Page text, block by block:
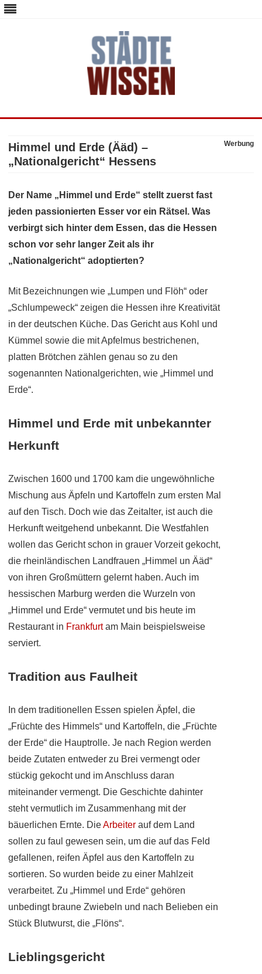
Deutschlands Metropolen
Skip
content
Himmel und Erde (Ääd) –
„Nationalgericht“ Hessens
Werbung
Der Name „Himmel und Erde“ stellt zuerst fast
jeden passionierten Esser vor ein Rätsel. Was
verbirgt sich hinter dem Essen, das die Hessen
schon vor sehr langer Zeit als ihr
„Nationalgericht“ adoptierten?
Mit Bezeichnungen wie „Lumpen und Flöh“ oder
„Schlumpeweck“ zeigen die Hessen ihre Kreativität
in der deutschen Küche. Das Gericht aus Kohl und
Kümmel sowie die mit Apfelmus bestrichenen,
platten Brötchen zählen genau so zu den
sogenannten Nationalgerichten, wie „Himmel und
Erde“.
Himmel und Erde mit unbekannter
Herkunft
Zwischen 1600 und 1700 kam die ungewöhnliche
Mischung aus Äpfeln und Kartoffeln zum ersten Mal
auf den Tisch. Doch wie das Zeitalter, ist auch die
Herkunft weitgehend unbekannt. Die Westfahlen
wollen das Gericht schon in grauer Vorzeit gekocht,
die rheinländischen Landfrauen „Himmel un Ääd“
von ihren Großmüttern gelernt haben. Auch im
hessischen Marburg werden die Wurzeln von
„Himmel und Erde“ vermutet und bis heute im
Restaurant in Frankfurtam Main beispielsweise
serviert.
Tradition aus Faulheit
In dem traditionellen Essen spielen Äpfel, die
„Früchte des Himmels“ und Kartoffeln, die „Früchte
der Erde“ die Hauptrolle. Je nach Region werden
beide Zutaten entweder zu Brei vermengt oder
stückig gekocht und im Anschluss daran
miteinander vermengt. Die Geschichte dahinter
steht vermutlich im Zusammenhang mit der
bäuerlichen Ernte. DieArbeiter auf dem Land
sollen zu faul gewesen sein, um die auf das Feld
gefallenen, reifen Äpfel aus den Kartoffeln zu
sortieren. So wurden beide zu einer Mahlzeit
verarbeitet. Zu „Himmel und Erde“ gehören
unbedingt braune Zwiebeln und nach Belieben ein
Stück Blutwurst, die „Flöns“.
Lieblingsgericht